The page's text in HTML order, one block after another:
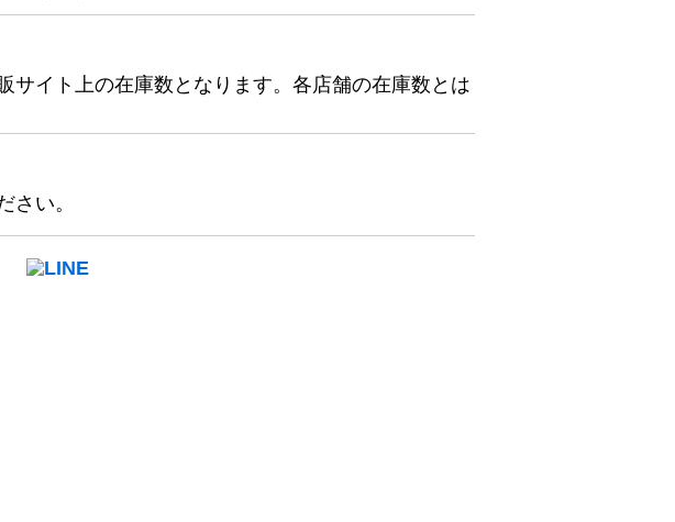
サイト上の在庫数となります。各店舗の在庫数とは
さい。